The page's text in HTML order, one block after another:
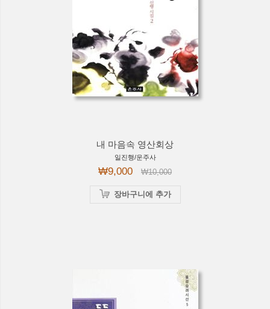
내 마음속 영산회상
일진행/운주사
₩9,000 ₩10,000
장바구니에 추가